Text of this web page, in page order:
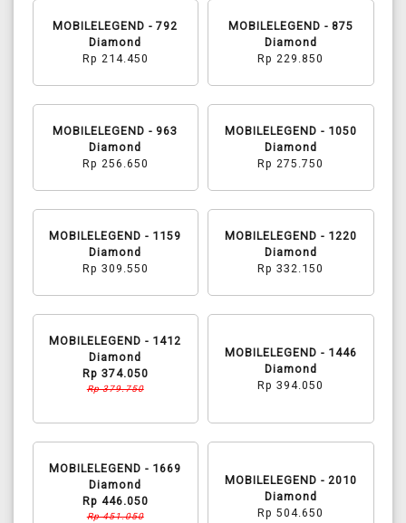
MOBILELEGEND - 792
Diamond
Rp 214.450
MOBILELEGEND - 875
Diamond
Rp 229.850
MOBILELEGEND - 963
Diamond
Rp 256.650
MOBILELEGEND - 1050
Diamond
Rp 275.750
MOBILELEGEND - 1159
Diamond
Rp 309.550
MOBILELEGEND - 1220
Diamond
Rp 332.150
MOBILELEGEND - 1412
Diamond
Rp 374.050
Rp 379.750
MOBILELEGEND - 1446
Diamond
Rp 394.050
MOBILELEGEND - 1669
Diamond
Rp 446.050
Rp 451.050
MOBILELEGEND - 2010
Diamond
Rp 504.650